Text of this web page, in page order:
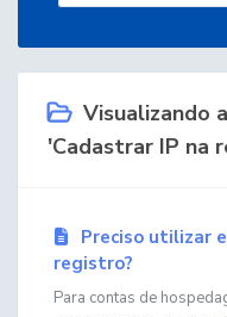
Visualizando
'Cadastrar IP na
Preciso utilizar
registro?
Para contas de